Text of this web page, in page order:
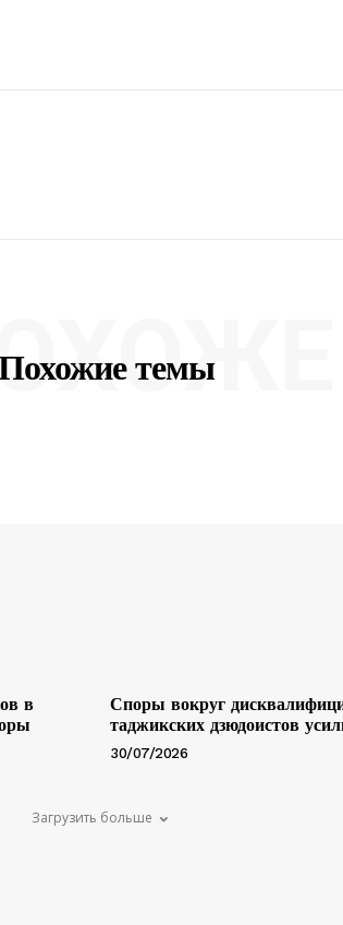
темы
в
Споры вокруг
таджикских дзюдоистов
30/07/2026
Загрузить больше